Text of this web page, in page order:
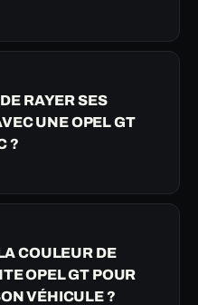
RAYER SES
UNE OPEL GT
?
COULEUR DE
OPEL GT POUR
VÉHICULE ?